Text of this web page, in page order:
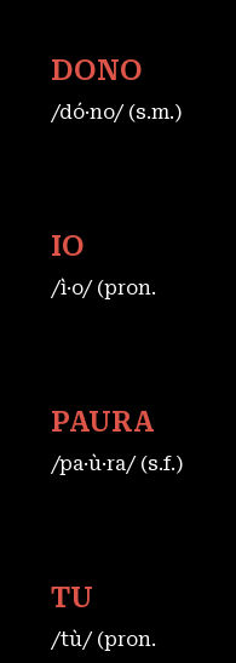
DONO
/dó·no/ (s.m.)
IO
/ì·o/ (pron.
PAURA
/pa·ù·ra/ (s.f.)
TU
/tù/ (pron.